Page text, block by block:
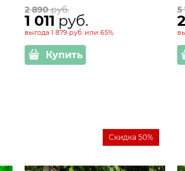
2 890 руб.
1 011 руб.
выгода1 879 руб. или65%
Купить
5
Скидка 50%